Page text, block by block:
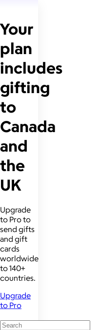
Your
plan
includes
gifting
to
Canada
and
the
UK
Upgrade
to Pro to
send gifts
and gift
cards
worldwide
to 140+
countries.
Upgrade
to Pro